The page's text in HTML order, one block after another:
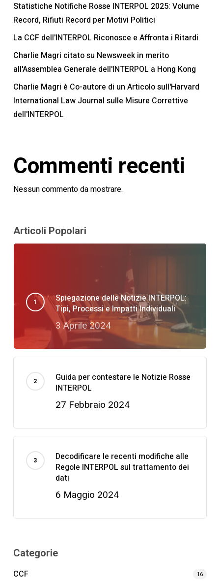
Statistiche Notifiche Rosse INTERPOL 2025: Volume
Record, Rifiuti Record per Motivi Politici
La CCF dell'INTERPOL Riconosce e Affronta i Ritardi
Charlie Magri citato su Newsweek in merito
all'Assemblea Generale dell'INTERPOL a Hong Kong
Charlie Magri è Co-autore di un Articolo sull'Harvard
International Law Journal sulle Misure Correttive
dell'INTERPOL
Commenti recenti
Nessun commento da mostrare.
Articoli Popolari
Spiegazione delle Notizie INTERPOL:
Tipi, Processi e Impatti Individuali
3 Aprile 2024
Guida per contestare le Notizie Rosse
INTERPOL
27 Febbraio 2024
Decodificare le recenti modifiche alle
Regole INTERPOL sul trattamento dei
dati
6 Maggio 2024
Categorie
CCF
16